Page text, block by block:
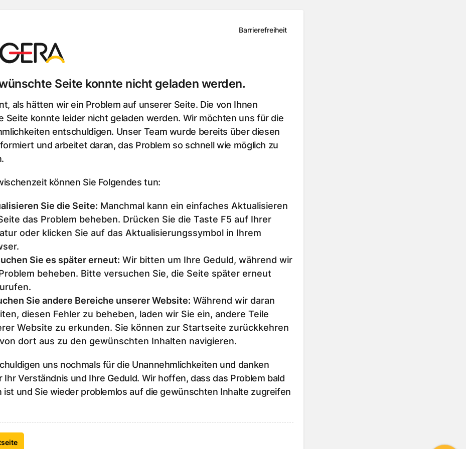
Barrierefreiheit
Seite konnte nicht geladen werden.
als hätten wir ein Problem auf unserer Seite. Die von Ihnen
Seite konnte leider nicht geladen werden. Wir möchten uns für die
entschuldigen. Unser Team wurde bereits über diesen
und arbeitet daran, das Problem so schnell wie möglich zu
können Sie Folgendes tun:
Sie die Seite: Manchmal kann ein einfaches Aktualisieren
das Problem beheben. Drücken Sie die Taste F5 auf Ihrer
oder klicken Sie auf das Aktualisierungssymbol in Ihrem
Sie es später erneut: Wir bitten um Ihre Geduld, während wir
beheben. Bitte versuchen Sie, die Seite später erneut
Sie andere Bereiche unserer Website: Während wir daran
diesen Fehler zu beheben, laden wir Sie ein, andere Teile
Website zu erkunden. Sie können zur Startseite zurückkehren
dort aus zu den gewünschten Inhalten navigieren.
uns nochmals für die Unannehmlichkeiten und danken
Ihr Verständnis und Ihre Geduld. Wir hoffen, dass das Problem bald
ist und Sie wieder problemlos auf die gewünschten Inhalte zugreifen